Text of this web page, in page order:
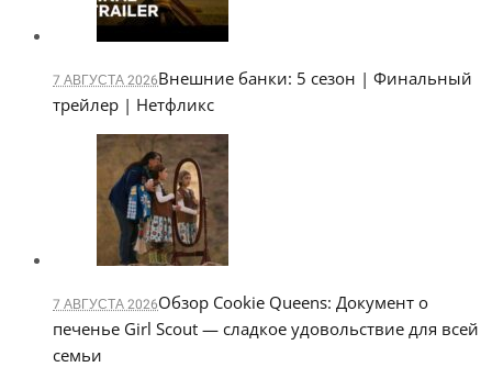
7 АВГУСТА 2026Внешние банки: 5 сезон | Финальный
трейлер | Нетфликс
7 АВГУСТА 2026Обзор Cookie Queens: Документ о
печенье Girl Scout — сладкое удовольствие для всей
семьи